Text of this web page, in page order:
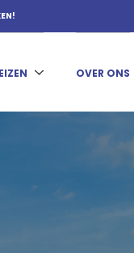
OVER ONS